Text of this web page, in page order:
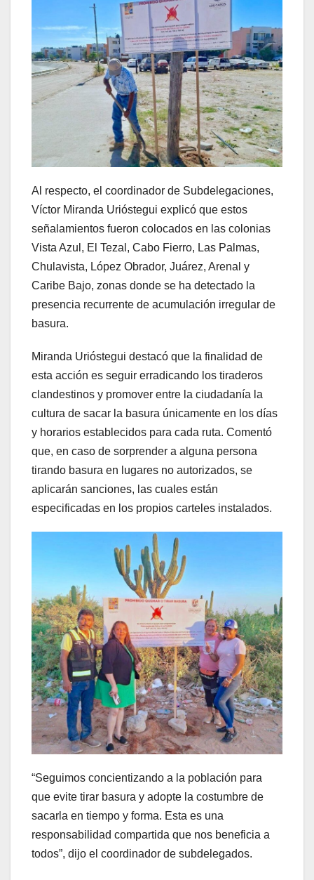
Al respecto, el coordinador de Subdelegaciones,
Víctor Miranda Urióstegui explicó que estos
señalamientos fueron colocados en las colonias
Vista Azul, El Tezal, Cabo Fierro, Las Palmas,
Chulavista, López Obrador, Juárez, Arenal y
Caribe Bajo, zonas donde se ha detectado la
presencia recurrente de acumulación irregular de
basura.
Miranda Urióstegui destacó que la finalidad de
esta acción es seguir erradicando los tiraderos
clandestinos y promover entre la ciudadanía la
cultura de sacar la basura únicamente en los días
y horarios establecidos para cada ruta. Comentó
que, en caso de sorprender a alguna persona
tirando basura en lugares no autorizados, se
aplicarán sanciones, las cuales están
especificadas en los propios carteles instalados.
“Seguimos concientizando a la población para
que evite tirar basura y adopte la costumbre de
sacarla en tiempo y forma. Esta es una
responsabilidad compartida que nos beneficia a
todos”, dijo el coordinador de subdelegados.